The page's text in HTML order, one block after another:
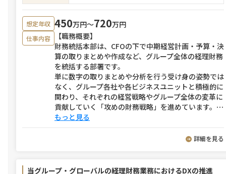
想定年収 450万円〜720万円
仕事内容
【職務概要】
財務統括本部は、CFOの下で中期経営計画・予算・決
算の取りまとめや作成など、グループ全体の経理財務
を統括する部署です。
単に数字の取りまとめや分析を行う受け身の姿勢では
なく、グループ各社や各ビジネスユニットと積極的に
関わり、それぞれの経営戦略やグループ全体の変革に
貢献していく「攻めの財務戦略」を進めています。 ⋯
もっと見る
詳細を見る
当グループ・グローバルの経理財務業務におけるDXの推進